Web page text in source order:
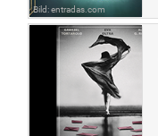
Bild: entradas.com